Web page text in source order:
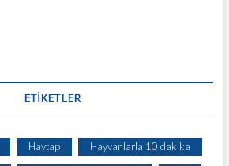
ETIKETLER
Haytap Hayvanlarla 10 dakika